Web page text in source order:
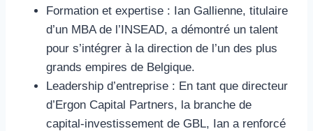
Formation et expertise : Ian Gallienne, titulaire
d’un MBA de l’INSEAD, a démontré un talent
pour s’intégrer à la direction de l’un des plus
grands empires de Belgique.
Leadership d’entreprise : En tant que directeur
d’Ergon Capital Partners, la branche de
capital-investissement de GBL, Ian a renforcé